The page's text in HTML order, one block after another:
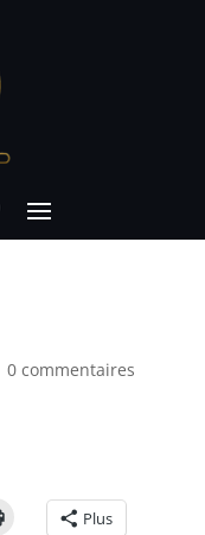
0 commentaires
Plus